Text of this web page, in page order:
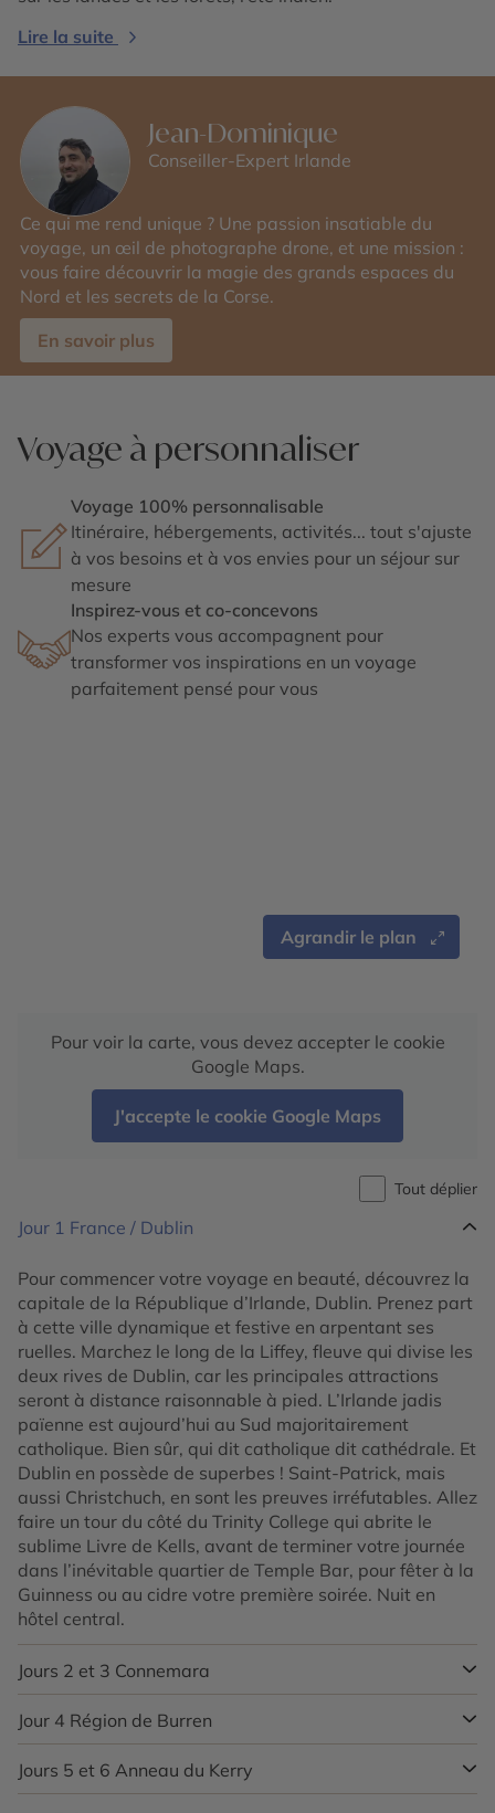
Lire la suite
Jean-Dominique
Conseiller-Expert Irlande
Ce qui me rend unique ? Une passion insatiable du
voyage, un œil de photographe drone, et une mission :
vous faire découvrir la magie des grands espaces du
Nord et les secrets de la Corse.
En savoir plus
Voyage à personnaliser
Voyage 100% personnalisable
Itinéraire, hébergements, activités... tout s'ajuste
à vos besoins et à vos envies pour un séjour sur
mesure
Inspirez-vous et co-concevons
Nos experts vous accompagnent pour
transformer vos inspirations en un voyage
parfaitement pensé pour vous
Agrandir le plan
Pour voir la carte, vous devez accepter le cookie
Google Maps.
J'accepte le cookie Google Maps
Tout déplier
Jour 1 France / Dublin
Pour commencer votre voyage en beauté, découvrez la
capitale de la République d’Irlande, Dublin. Prenez part
à cette ville dynamique et festive en arpentant ses
ruelles. Marchez le long de la Liffey, fleuve qui divise les
deux rives de Dublin, car les principales attractions
seront à distance raisonnable à pied. L’Irlande jadis
païenne est aujourd’hui au Sud majoritairement
catholique. Bien sûr, qui dit catholique dit cathédrale. Et
Dublin en possède de superbes ! Saint-Patrick, mais
aussi Christchuch, en sont les preuves irréfutables. Allez
faire un tour du côté du Trinity College qui abrite le
sublime Livre de Kells, avant de terminer votre journée
dans l’inévitable quartier de Temple Bar, pour fêter à la
Guinness ou au cidre votre première soirée. Nuit en
hôtel central.
Jours 2 et 3 Connemara
Direction l’Ouest de l’Irlande et sa région mythique,
célébrée dans les chansons, le Connemara. En
s’enfonçant vers l’ouest, autour de Clifden, vous pourrez
emprunter la superbe route Sky Road, offrant des vues
Jour 4 Région de Burren
Vous vous rendrez aujourd’hui à travers les paysages
lunaires de cette région étonnante qu’est le Burren.
Jours 5 et 6 Anneau du Kerry